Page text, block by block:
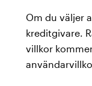
Om du väljer
kreditgivare.
villkor